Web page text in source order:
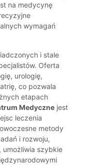
na medycynę
wymagań
i stale
Oferta
urologię,
co pozwala
etapach
Medyczne jest
leczenia
metody
i rozwoju,
umożliwia szybkie